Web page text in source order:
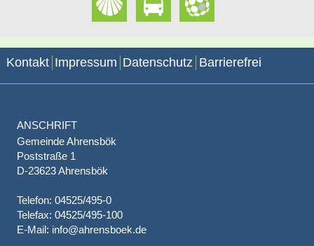
Kontakt Impressum Datenschutz Barrierefrei
ANSCHRIFT
Gemeinde Ahrensbök
Poststraße 1
D-23623 Ahrensbök
Telefon: 04525/495-0
Telefax: 04525/495-100
E-Mail: info@ahrensboek.de